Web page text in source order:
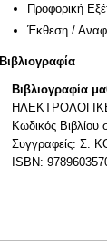
Προφορική
Έκθεση /
Βιβλιογραφία
Βιβλιογραφία
Κωδικός
Συγγραφείς:
ISBN: